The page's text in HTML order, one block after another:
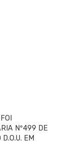
Nº499 DE
EM